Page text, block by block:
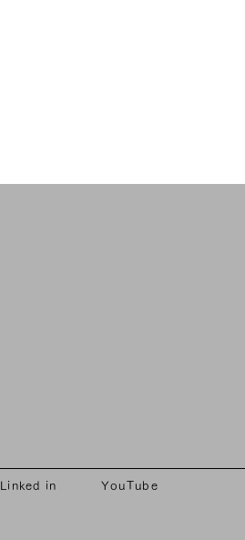
Linked in YouTube